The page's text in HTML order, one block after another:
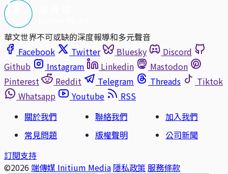
華文世界不可或缺的深度報導和多元聲音
Facebook
Twitter Bluesky
Discord
Github
Instagram Linkedin
Mastodon
Pinterest
Reddit Telegram Threads
Tiktok
Whatsapp
Youtube
RSS
關於我們
聯絡我們
加入我們
常見問題
版權聲明
公司新聞
訂閱支持
©2026 端傳媒 Initium Media 隱私政策 服務條款